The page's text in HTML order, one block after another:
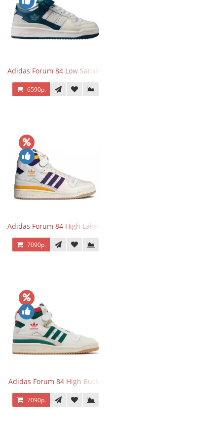
Adidas Forum 84 Low Sanxingdui
6590р.
Adidas Forum 84 High Lakers
7090р.
Adidas Forum 84 High Bucks
7090р.